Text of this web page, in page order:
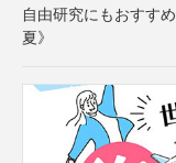
自由研究にもおすす
夏》